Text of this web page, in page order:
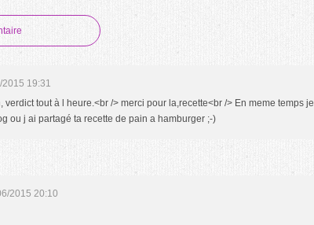
2015 19:31
verdict tout à l heure.<br /> merci pour la,recette<br /> En meme temps je
ou j ai partagé ta recette de pain a hamburger ;-)
2015 20:10